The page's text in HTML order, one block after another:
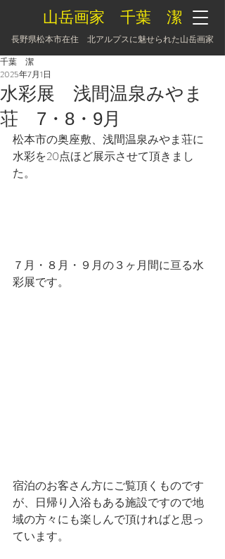
山岳画家 千葉 潔
長野県松本市在住 北アルプスに魅せられた山岳画家
水彩展 浅間温泉みやま
荘 7・8・9月
千葉 潔
2025年7月1日
松本市の奥座敷、浅間温泉みやま荘に
水彩を20点ほど展示させて頂きまし
た。
７月・８月・９月の３ヶ月間に亘る水
彩展です。
宿泊のお客さん方にご覧頂くものです
が、日帰り入浴もある施設ですので地
域の方々にも楽しんで頂ければと思っ
ています。